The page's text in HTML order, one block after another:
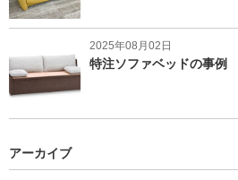
2025年08月02日
特注ソファベッドの事例
アーカイブ